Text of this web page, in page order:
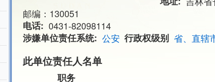
邮编：130051
电话
0431-82098114
涉嫌单位责任系统
公安 行政权级别 省、直辖
此单位责任人名单
职务